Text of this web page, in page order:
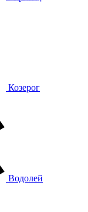
Козерог
Водолей